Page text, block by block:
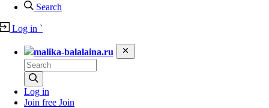
Search
Log in `
malika-balalaina.ru
Log in
Join free Join